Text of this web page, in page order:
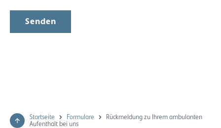
Senden
Startseite Formulare
Rückmeldung zu Ihrem ambulanten
Aufenthalt bei uns